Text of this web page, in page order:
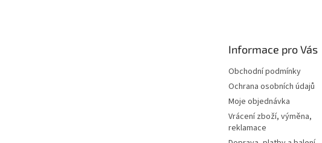
Informace pro Vás
Obchodní podmínky
Ochrana osobních údajů
Moje objednávka
Vrácení zboží, výměna,
reklamace